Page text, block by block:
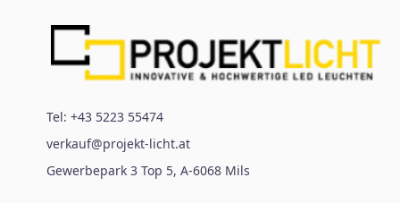
Tel: +43 5223 55474
verkauf@projekt-licht.at
Gewerbepark 3 Top 5, A-6068 Mils